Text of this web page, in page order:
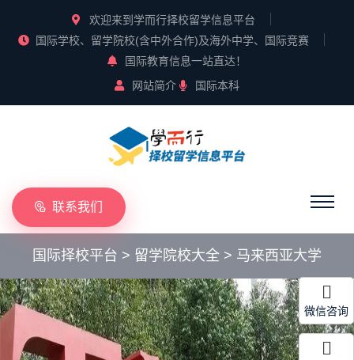
欢迎来到学而行择校留学信息平台
国际学校、留学院校(含中外合作)及海外中学、国际竞赛
国际教育信息一站直达！
网站简介
国际本科
联系我们
国际择校平台 > 留学院校大全 > 马来西亚大学
微信咨询